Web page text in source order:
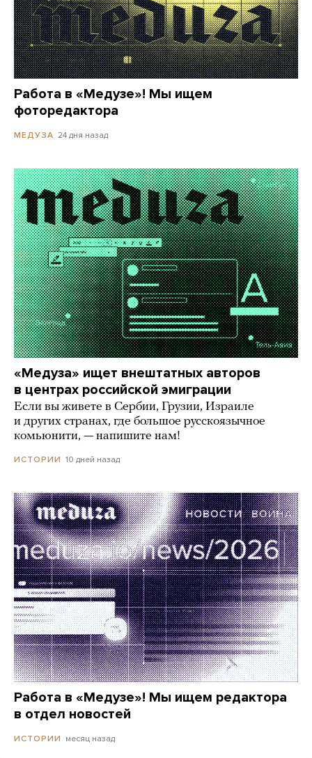
Работа в «Медузе»! Мы ищем
фоторедактора
МЕДУЗА 24 дня назад
«Медуза» ищет внештатных авторов
в центрах российской эмиграции
Если вы живете в Сербии, Грузии, Израиле
и других странах, где большое русскоязычное
комьюнити, — напишите нам!
ИСТОРИИ 10 дней назад
Работа в «Медузе»! Мы ищем редактора
в отдел новостей
ИСТОРИИ месяц назад